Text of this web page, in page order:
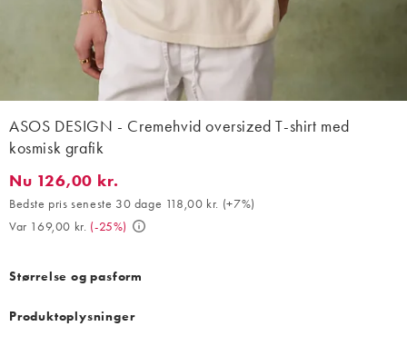
ASOS DESIGN - Cremehvid oversized T-shirt med
kosmisk grafik
Nu 126,00 kr.. Bedste pris seneste 30 dage 118,00 kr. (+7%).
Nu 126,00 kr.
Bedste pris seneste 30 dage 118,00 kr. (+7%)
Var 169,00 kr. (-25%)
Størrelse og pasform
Produktoplysninger